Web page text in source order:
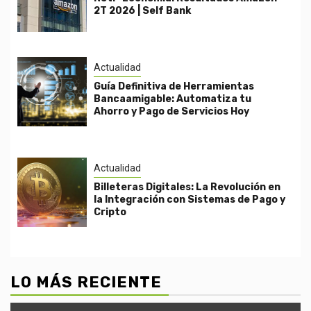
2T 2026 | Self Bank
Actualidad
Guía Definitiva de Herramientas
Bancaamigable: Automatiza tu
Ahorro y Pago de Servicios Hoy
Actualidad
Billeteras Digitales: La Revolución en
la Integración con Sistemas de Pago y
Cripto
LO MÁS RECIENTE